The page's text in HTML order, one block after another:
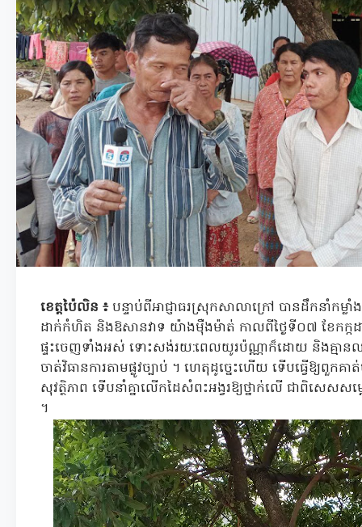
ខេត្តប៉ៃលិន ៖បន្ទាប់ពីអាជ្ញាធរស្រុកសាលាក្រៅ បានដឹកនាំកម្ល
ដាក់កំហិត និងឱសានវាទ យ៉ាងម៉ឺងម៉ាត់ កាលពីថ្ងៃទី០៧ ខែកក្កដា
ផ្ទះចេញទាំងអស់ ទោះសង់រយ:ពេលយូរប៉ណ្ណាក៏ដោយ និងគ្មានល
ចាត់វិធានការតាមផ្លូវច្បាប់ ។ ហេតុដូច្នេះហើយ ទើបធ្វើឱ្យពួក
សុវត្ថិភាព ទើបនាំគ្នាលើកដៃសំពះអង្វរឱ្យថ្នាក់លើ ជាពិសេស
។